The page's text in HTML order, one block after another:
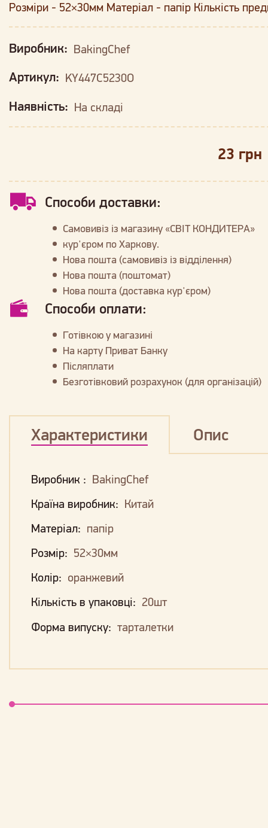
Розміри - 52×30мм Матеріал - папір Кількість
Виробник: BakingChef
Артикул: KY447C5230O
Наявність: На складі
23 грн
Способи доставки:
Самовивіз із магазину «СВІТ КОНДИТЕРА»
кур'єром по Харкову.
Нова пошта (самовивіз із відділення)
Нова пошта (поштомат)
Нова пошта (доставка кур'єром)
Способи оплати:
Готівкою у магазині
На карту Приват Банку
Післяплати
Безготівковий розрахунок (для організацій)
Характеристики Опис
Виробник : BakingChef
Країна виробник: Китай
Матеріал: папір
Розмір: 52×30мм
Колір: оранжевий
Кількість в упаковці: 20шт
Форма випуску: тарталетки